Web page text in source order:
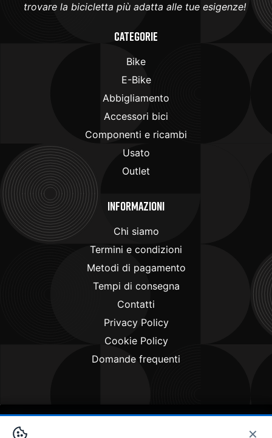
trovare la bicicletta più adatta alle tue esigenze!
Categorie
Bike
E-Bike
Abbigliamento
Accessori bici
Componenti e ricambi
Usato
Outlet
Informazioni
Chi siamo
Termini e condizioni
Metodi di pagamento
Tempi di consegna
Contatti
Privacy Policy
Cookie Policy
Domande frequenti
Copyright © 2024 . All rights reserved
×